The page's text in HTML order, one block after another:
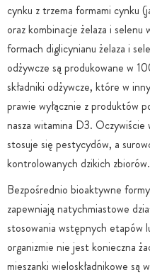
cynku z trzema formami cynku
oraz kombinacje żelaza i
formach diglicynianu żelaza i
odżywcze są produkowane w
składniki odżywcze, które w
prawie wyłącznie z produktów
nasza witamina D3.
stosuje się pestycydów, a
kontrolowanych dzikich zbiorów.
Bezpośrednio bioaktywne
zapewniają natychmiastowe
stosowania wstępnych etapów
organizmie nie jest konieczna
mieszanki wieloskładnikowe są